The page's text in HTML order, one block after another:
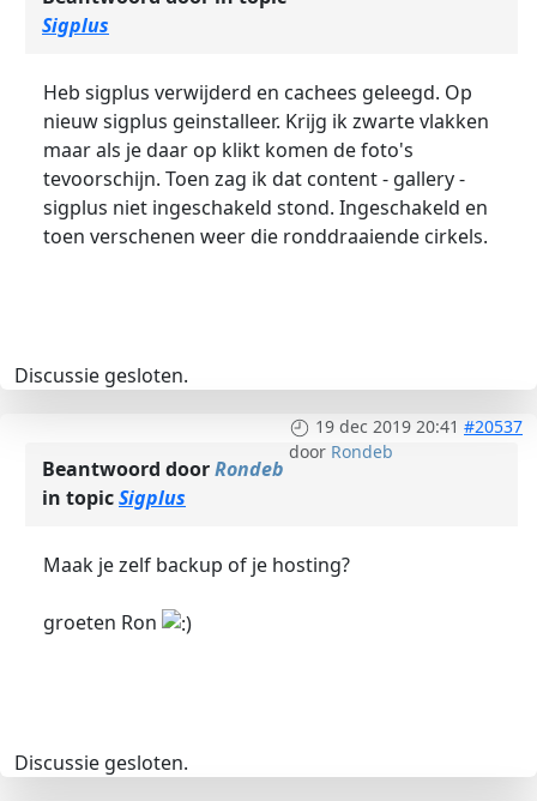
Sigplus
Heb sigplus verwijderd en cachees geleegd. Op
nieuw sigplus geinstalleer. Krijg ik zwarte vlakken
maar als je daar op klikt komen de foto's
tevoorschijn. Toen zag ik dat content - gallery -
sigplus niet ingeschakeld stond. Ingeschakeld en
toen verschenen weer die ronddraaiende cirkels.
Discussie gesloten.
19 dec 2019 20:41 #20537
door Rondeb
Beantwoord doorRondeb
in topicSigplus
Maak je zelf backup of je hosting?
groeten Ron
Discussie gesloten.